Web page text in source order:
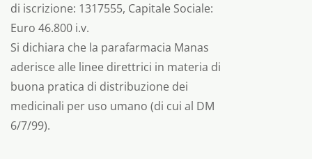
di iscrizione: 1317555, Capitale Sociale:
Euro 46.800 i.v.
Si dichiara che la parafarmacia Manas
aderisce alle linee direttrici in materia di
buona pratica di distribuzione dei
medicinali per uso umano (di cui al DM
6/7/99).